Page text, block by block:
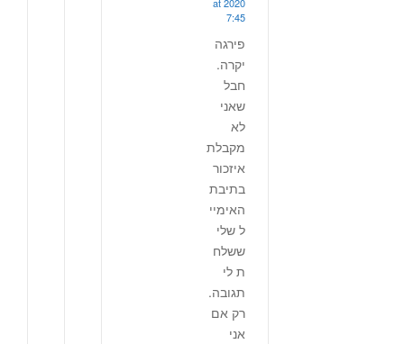
2020 at
7:45
פירגה
יקרה.
חבל
שאני
לא
מקבלת
איזכור
בתיבת
האימיי
ל שלי
ששלח
ת לי
תגובה.
רק אם
אני